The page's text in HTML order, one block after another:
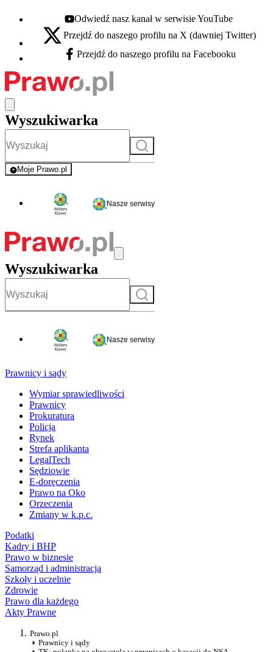
Youtube - otwiera się w nowej karcie
Odwiedź nasz kanał w serwisie YouTube
X - otwiera się w nowej karcie
Przejdź do naszego profilu na X (dawniej Twitter)
Facebook - otwiera się w nowej karcie
Przejdź do naszego profilu na Facebooku
Wyszukiwarka
Szukaj
Moje Prawo.pl
- rejestracja i logowanie do serwisu
Nasze serwisy
Wyszukiwarka
Szukaj
Nasze serwisy
Prawnicy i sądy
Wymiar sprawiedliwości
Prawnicy
Prokuratura
Policja
Rynek
Strefa aplikanta
LegalTech
Sędziowie
E-doręczenia
Prawo na Oko
Orzeczenia
Zmiany w k.p.c.
Podatki
Kadry i BHP
Prawo w biznesie
Samorząd i administracja
Szkoły i uczelnie
Zdrowie
Prawo dla każdego
Akty Prawne
Prawo.pl
Prawnicy i sądy